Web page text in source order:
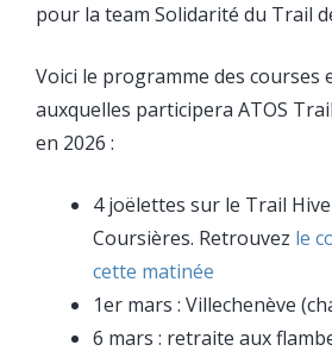
pour la team Solidarité du Trail
Voici le programme des courses
auxquelles participera ATOS
en 2026 :
4 joëlettes sur le Trail
Coursières. Retrouvez le
cette matinée
1er mars : Villechenève
6 mars : retraite aux